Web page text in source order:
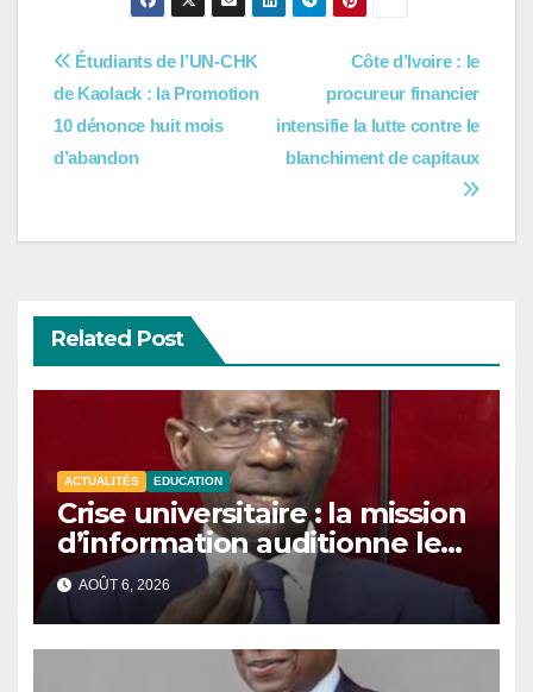
Navigation
de
l’article
Côte d’Ivoire : le
procureur financier
intensifie la lutte contre le
blanchiment de capitaux
Étudiants de l’UN-CHK
de Kaolack : la Promotion
10 dénonce huit mois
d’abandon
Related Post
ACTUALITÉS EDUCATION
Crise universitaire : la mission
d’information auditionne le
ministre Boubacar Camara.
AOÛT 6, 2026